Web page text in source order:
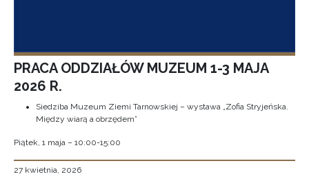
PRACA ODDZIAŁÓW MUZEUM 1-3 MAJA
2026 R.
Siedziba Muzeum Ziemi Tarnowskiej – wystawa „Zofia Stryjeńska.
Między wiarą a obrzędem”
Piątek, 1 maja – 10:00-15:00
27 kwietnia, 2026